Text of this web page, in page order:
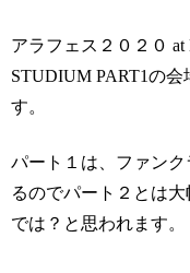
アラフェス２０２０
STUDIUM PART1の
す。
パート１は、ファン
るのでパート２とは
では？と思われます。